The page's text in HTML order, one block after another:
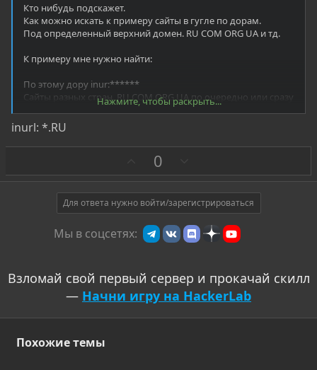
Кто нибудь подскажет.
Как можно искать к примеру сайты в гугле по дорам.
Под определенный верхний домен. RU COM ORG UA и тд.
К примеру мне нужно найти:
По этому дору inur:******
Сайты разных стран. RU COM ORG UA по очередно или сразу
Или готовый адрес сайта. гну
Нажмите, чтобы раскрыть...
inurl: *.RU
а
0
р
о
т
и
в
Для ответа нужно войти/зарегистрироваться
Мы в соцсетях:
Взломай свой первый сервер и прокачай скилл
— Начни игру на HackerLab
Похожие темы